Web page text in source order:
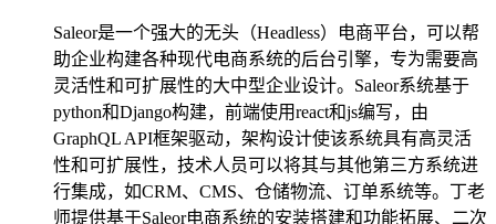
Saleor是一个强大的无头（Headless）电商平台，可以帮
助企业构建各种现代电商系统的后台引擎，专为需要高
灵活性和可扩展性的大中型企业设计。Saleor系统基于
python和Django构建，前端使用react和js编写，由
GraphQL API框架驱动，架构设计使该系统具有高灵活
性和可扩展性，技术人员可以将其与其他第三方系统进
行集成，如CRM、CMS、仓储物流、订单系统等。丁老
师提供基于Saleor电商系统的安装搭建和功能拓展、二次